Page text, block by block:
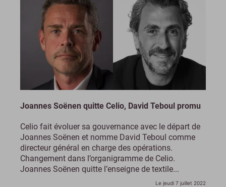
Joannes Soënen quitte Celio, David Teboul promu
Celio fait évoluer sa gouvernance avec le départ de
Joannes Soënen et nomme David Teboul comme
directeur général en charge des opérations.
Changement dans l’organigramme de Celio.
Joannes Soënen quitte l’enseigne de textile...
Le jeudi 7 juillet 2022